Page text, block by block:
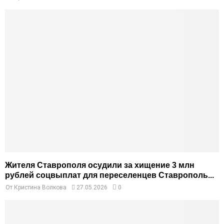
Жителя Ставрополя осудили за хищение 3 млн
рублей соцвыплат для переселенцев Ставрополь...
От Кристина Волкова 27.05.2026 0